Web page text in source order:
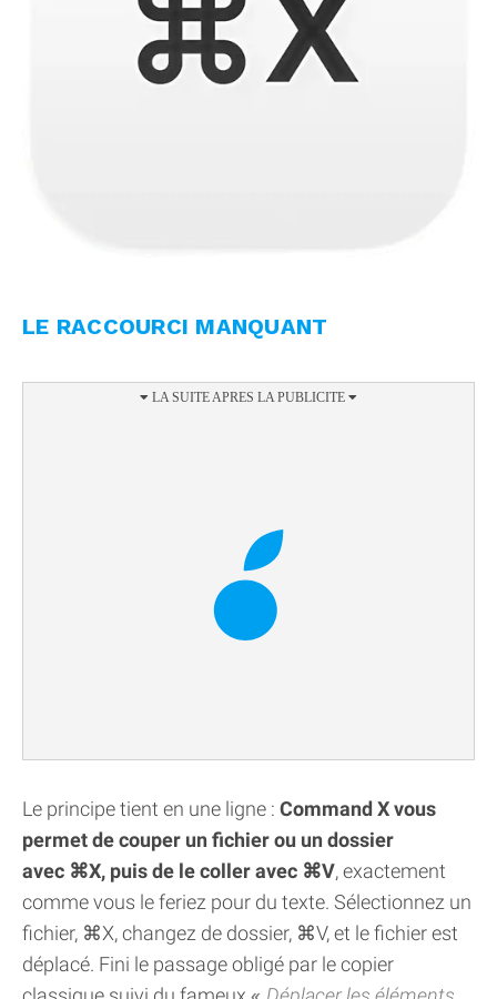
LE RACCOURCI MANQUANT
Le principe tient en une ligne : Command X vous
permet de couper un fichier ou un dossier
avec ⌘X, puis de le coller avec ⌘V, exactement
comme vous le feriez pour du texte. Sélectionnez un
fichier, ⌘X, changez de dossier, ⌘V, et le fichier est
déplacé. Fini le passage obligé par le copier